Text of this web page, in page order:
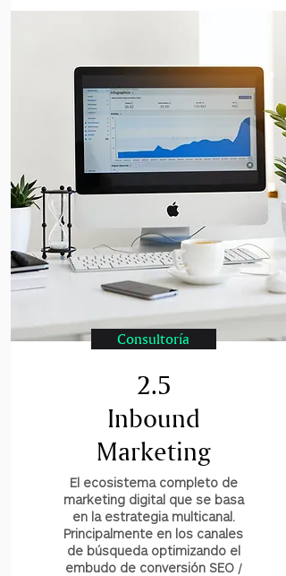
Consultoría
2.5
Inbound
Marketing
El ecosistema completo de
marketing digital que se basa
en la estrategia multicanal.
Principalmente en los canales
de búsqueda optimizando el
embudo de conversión SEO /